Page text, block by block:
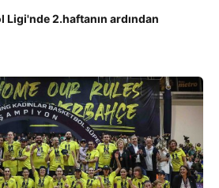
Ligi'nde 2.haftanın ardından